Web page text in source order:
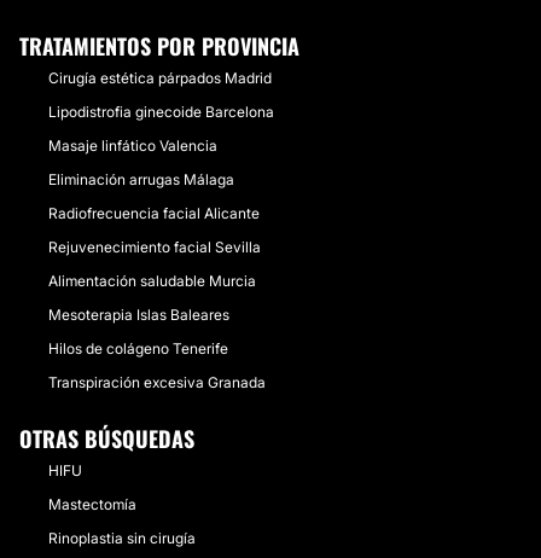
TRATAMIENTOS POR PROVINCIA
Cirugía estética párpados Madrid
Lipodistrofia ginecoide Barcelona
Masaje linfático Valencia
Eliminación arrugas Málaga
Radiofrecuencia facial Alicante
Rejuvenecimiento facial Sevilla
Alimentación saludable Murcia
Mesoterapia Islas Baleares
Hilos de colágeno Tenerife
Transpiración excesiva Granada
OTRAS BÚSQUEDAS
HIFU
Mastectomía
Rinoplastia sin cirugía